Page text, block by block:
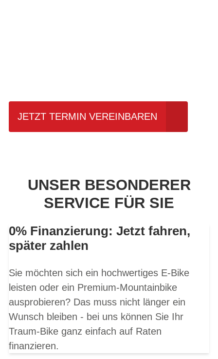
JETZT TERMIN VEREINBAREN
UNSER BESONDERER
SERVICE FÜR SIE
0% Finanzierung: Jetzt fahren,
später zahlen
Sie möchten sich ein hochwertiges E-Bike
leisten oder ein Premium-Mountainbike
ausprobieren? Das muss nicht länger ein
Wunsch bleiben - bei uns können Sie Ihr
Traum-Bike ganz einfach auf Raten
finanzieren.